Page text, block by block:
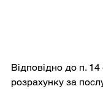
Відповідно до п.
розрахунку за